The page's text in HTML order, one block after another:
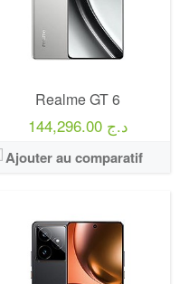
Realme GT 6
144,296.00 د.ج
Ajouter au comparatif